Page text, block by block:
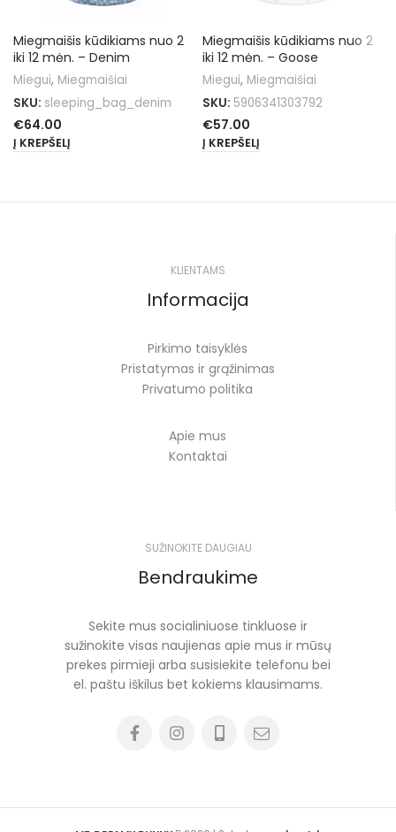
Miegmaišis kūdikiams nuo 2
iki 12 mėn. – Denim
Miegui, Miegmaišiai
SKU: sleeping_bag_denim
€64.00
Į KREPŠELĮ
Miegmaišis kūdikiams nuo 2
iki 12 mėn. – Goose
Miegui, Miegmaišiai
SKU: 5906341303792
€57.00
Į KREPŠELĮ
KLIENTAMS
Informacija
Pirkimo taisyklės
Pristatymas ir grąžinimas
Privatumo politika
Apie mus
Kontaktai
SUŽINOKITE DAUGIAU
Bendraukime
Sekite mus socialiniuose tinkluose ir
sužinokite visas naujienas apie mus ir mūsų
prekes pirmieji arba susisiekite telefonu bei
el. paštu iškilus bet kokiems klausimams.